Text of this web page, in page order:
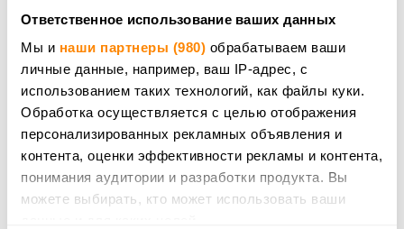
Ответственное использование ваших данных
Мы и наши партнеры (980) обрабатываем ваши
личные данные, например, ваш IP-адрес, с
использованием таких технологий, как файлы куки.
Обработка осуществляется с целью отображения
персонализированных рекламных объявления и
контента, оценки эффективности рекламы и контента,
понимания аудитории и разработки продукта. Вы
можете выбирать, кто может использовать ваши
20. Как «превратить» русский текст в латиницу?
21. Как чередовать части текста на латинице и на кириллице?
22. Как включить JavaScript в браузере?
1. Набор текста кириллицей на латинской
клавиатуре или наоборот
Убедитесь, что над окошком транслитерации включен режим
«Я печатаю по-русски». Режимы переключаются клавишей F12
или ESC. Теперь просто набирайте текст латинскими буквами,
в окне транслита он автоматически «переведется» в
кириллицу.